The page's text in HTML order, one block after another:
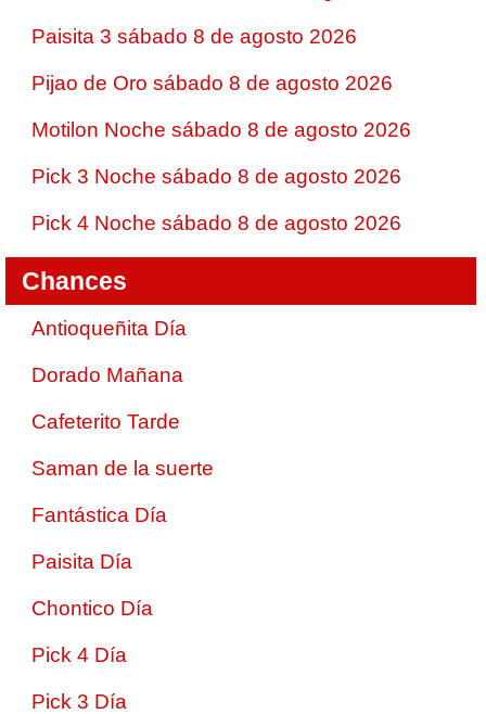
Paisita 3 sábado 8 de agosto 2026
Pijao de Oro sábado 8 de agosto 2026
Motilon Noche sábado 8 de agosto 2026
Pick 3 Noche sábado 8 de agosto 2026
Pick 4 Noche sábado 8 de agosto 2026
Chances
Antioqueñita Día
Dorado Mañana
Cafeterito Tarde
Saman de la suerte
Fantástica Día
Paisita Día
Chontico Día
Pick 4 Día
Pick 3 Día